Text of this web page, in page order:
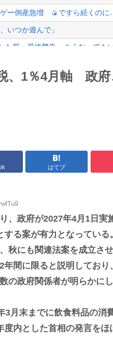
黒人男性の首を絞め、暴動第二波
ゲー倒産急増 🍙ですら続くの
いつか遊んで」
た親へ最終警告。こうなっても
ーン王子が日本人女性とデート
リヴァプール南野がバースデー
、1％4月軸 政府
はてブ
、政府が2027年4月1日実
する案が有力となってい
秋にも関連法案を成立さ
年間に限ると説明してお
の政府関係者が明らかにし
月末までに飲食料品の消
度内とした首相の発言を